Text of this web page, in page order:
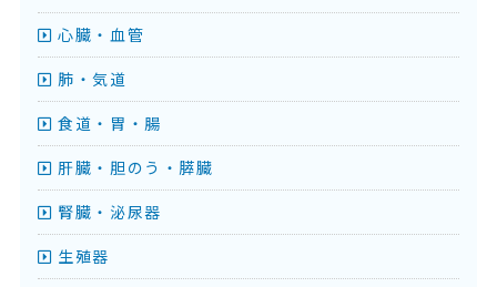
心臓・血管
肺・気道
食道・胃・腸
肝臓・胆のう・膵臓
腎臓・泌尿器
生殖器